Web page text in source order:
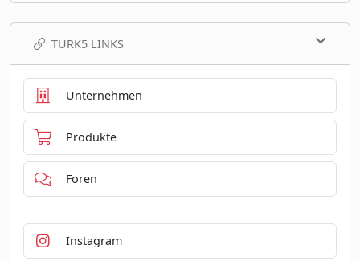
TURK5 LINKS
Unternehmen
Produkte
Foren
Instagram